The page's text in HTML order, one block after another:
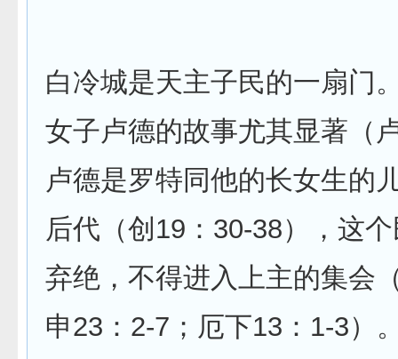
白冷城是天主子民的一扇门
女子卢德的故事尤其显著（
卢德是罗特同他的长女生的
后代（创19：30-38），这
弃绝，不得进入上主的集会
申23：2-7；厄下13：1-3）